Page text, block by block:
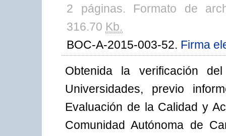
2 páginas. Formato de
316.70 Kb.
BOC-A-2015-003-52. Firma
Obtenida la verificación
Universidades, previo
Evaluación de la Calidad y
Comunidad Autónoma de